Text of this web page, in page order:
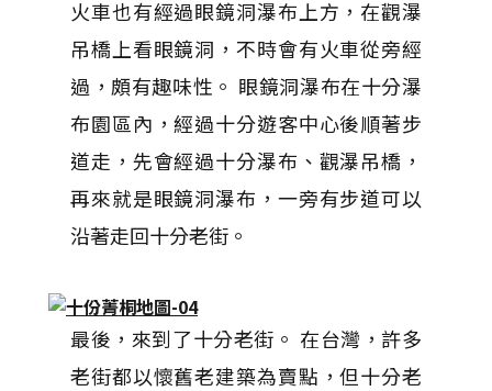
火車也有經過眼鏡洞瀑布上方，在觀瀑
吊橋上看眼鏡洞，不時會有火車從旁經
過，頗有趣味性。 眼鏡洞瀑布在十分瀑
布園區內，經過十分遊客中心後順著步
道走，先會經過十分瀑布、觀瀑吊橋，
再來就是眼鏡洞瀑布，一旁有步道可以
沿著走回十分老街。
最後，來到了十分老街。 在台灣，許多
老街都以懷舊老建築為賣點，但十分老